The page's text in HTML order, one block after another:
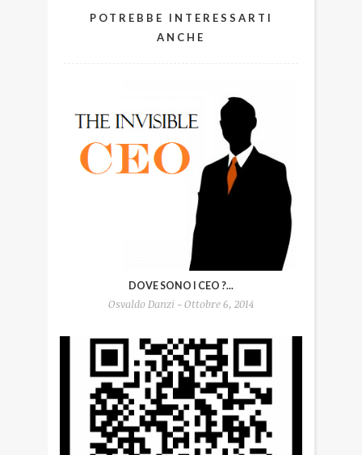
POTREBBE INTERESSARTI
ANCHE
DOVE SONO I CEO ?...
Osvaldo Danzi - Ottobre 6, 2014